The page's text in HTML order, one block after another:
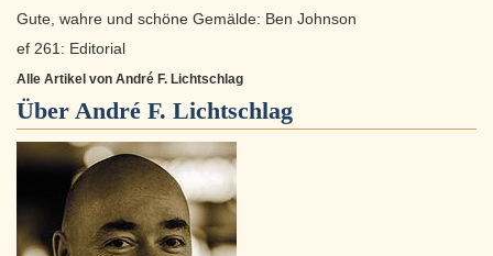
Gute, wahre und schöne Gemälde: Ben Johnson
ef 261: Editorial
Alle Artikel von André F. Lichtschlag
Über André F. Lichtschlag